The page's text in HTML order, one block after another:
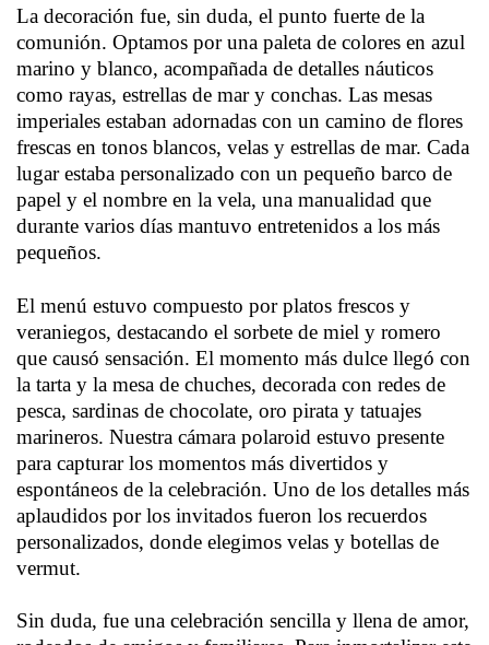
La decoración fue, sin duda, el punto fuerte de la
comunión. Optamos por una paleta de colores en azul
marino y blanco, acompañada de detalles náuticos
como rayas, estrellas de mar y conchas. Las mesas
imperiales estaban adornadas con un camino de flores
frescas en tonos blancos, velas y estrellas de mar. Cada
lugar estaba personalizado con un pequeño barco de
papel y el nombre en la vela, una manualidad que
durante varios días mantuvo entretenidos a los más
pequeños.
El menú estuvo compuesto por platos frescos y
veraniegos, destacando el sorbete de miel y romero
que causó sensación. El momento más dulce llegó con
la tarta y la mesa de chuches, decorada con redes de
pesca, sardinas de chocolate, oro pirata y tatuajes
marineros. Nuestra cámara polaroid estuvo presente
para capturar los momentos más divertidos y
espontáneos de la celebración. Uno de los detalles más
aplaudidos por los invitados fueron los recuerdos
personalizados, donde elegimos velas y botellas de
vermut.
Sin duda, fue una celebración sencilla y llena de amor,